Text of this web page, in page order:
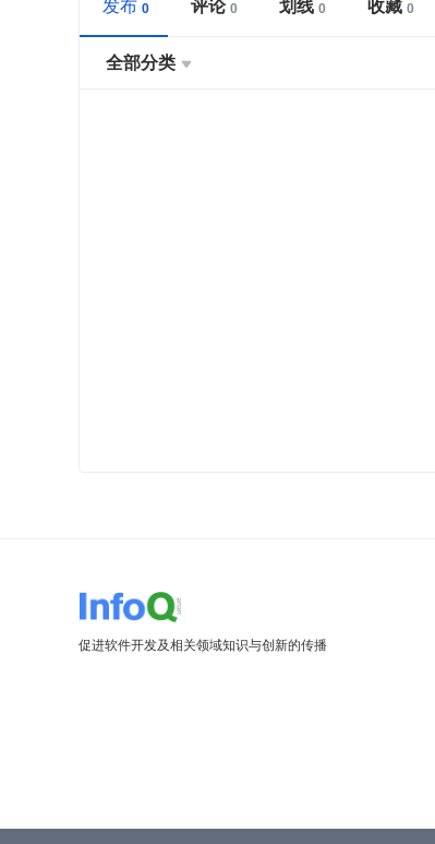
发布 评论 划线 收藏
全部分类 
促进软件开发及相关领域知识与创新的传播